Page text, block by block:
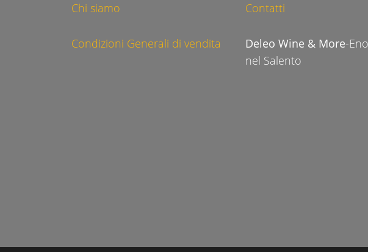
Chi siamo Contatti
Condizioni Generali di vendita Deleo Wine & More-
nel Salento